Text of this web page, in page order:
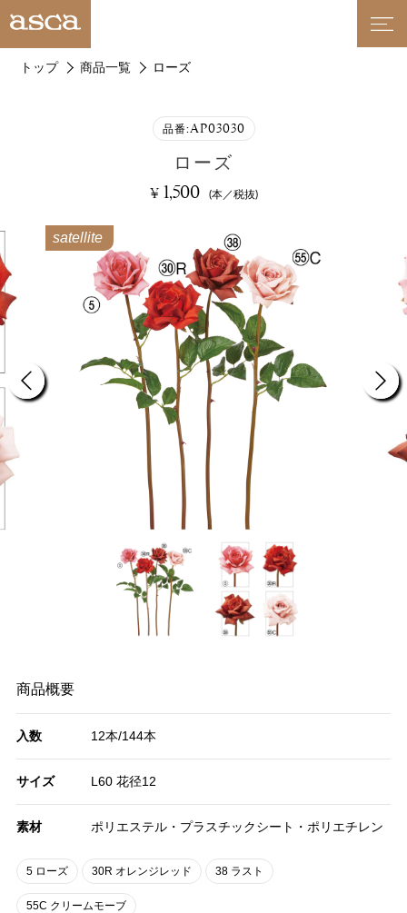
トップ 商品一覧 ローズ
品番:AP03030
ローズ
¥ 1,500 (本／税抜)
satellite
商品概要
入数 12本/144本
サイズ L60 花径12
素材 ポリエステル・プラスチックシート・ポリエチレン
5 ローズ 30R オレンジレッド 38 ラスト
55C クリームモーブ